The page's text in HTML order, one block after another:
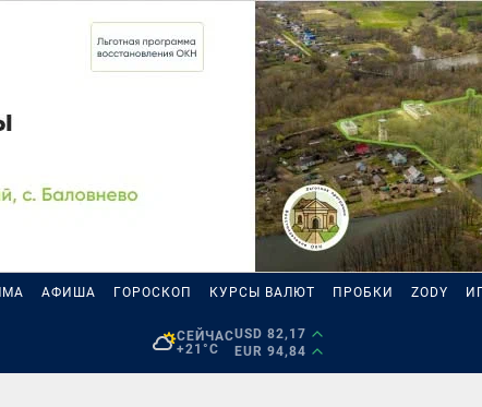
АФИША ГОРОСКОП КУРСЫ ВАЛЮТ ПРОБКИ ZODY
СЕЙЧАС
+21°C
USD 82,17
EUR 94,84